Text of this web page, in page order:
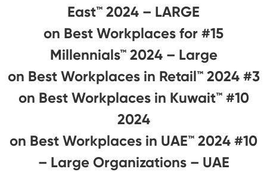
East™ 2024 – LARGE
#15 on Best Workplaces for
Millennials™ 2024 – Large
#3 on Best Workplaces in Retail™ 2024
#10 on Best Workplaces in Kuwait™
2024
#10 on Best Workplaces in UAE™ 2024
– Large Organizations – UAE